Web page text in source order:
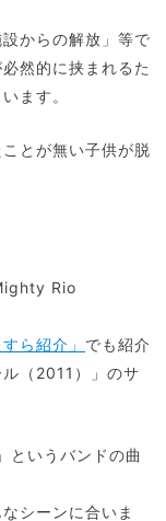
からの解放」等で
然的に挟まれるた
ます。
とが無い子供が脱
Rio
ら紹介」 でも紹介
（2011）」のサ
いうバンドの曲
シーンに合いま